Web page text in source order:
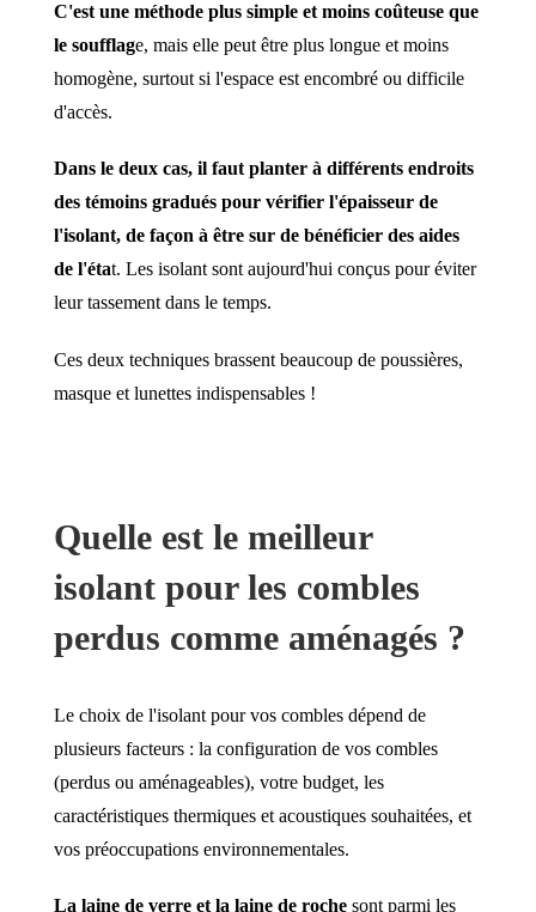
C'est une méthode plus simple et moins coûteuse que
le soufflage, mais elle peut être plus longue et moins
homogène, surtout si l'espace est encombré ou difficile
d'accès.
Dans le deux cas, il faut planter à différents endroits
des témoins gradués pour vérifier l'épaisseur de
l'isolant, de façon à être sur de bénéficier des aides
de l'état. Les isolant sont aujourd'hui conçus pour éviter
leur tassement dans le temps.
Ces deux techniques brassent beaucoup de poussières,
masque et lunettes indispensables !
Quelle est le meilleur
isolant pour les combles
perdus comme aménagés ?
Le choix de l'isolant pour vos combles dépend de
plusieurs facteurs : la configuration de vos combles
(perdus ou aménageables), votre budget, les
caractéristiques thermiques et acoustiques souhaitées, et
vos préoccupations environnementales.
La laine de verre et la laine de rochesont parmi les